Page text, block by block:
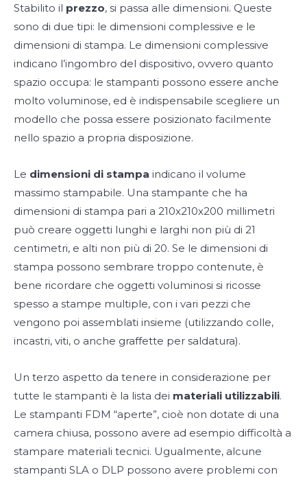
Stabilito il prezzo, si passa alle dimensioni. Queste
sono di due tipi: le dimensioni complessive e le
dimensioni di stampa. Le dimensioni complessive
indicano l’ingombro del dispositivo, ovvero quanto
spazio occupa: le stampanti possono essere anche
molto voluminose, ed è indispensabile scegliere un
modello che possa essere posizionato facilmente
nello spazio a propria disposizione.
Le dimensioni di stampa indicano il volume
massimo stampabile. Una stampante che ha
dimensioni di stampa pari a 210x210x200 millimetri
può creare oggetti lunghi e larghi non più di 21
centimetri, e alti non più di 20. Se le dimensioni di
stampa possono sembrare troppo contenute, è
bene ricordare che oggetti voluminosi si ricosse
spesso a stampe multiple, con i vari pezzi che
vengono poi assemblati insieme (utilizzando colle,
incastri, viti, o anche graffette per saldatura).
Un terzo aspetto da tenere in considerazione per
tutte le stampanti è la lista dei materiali utilizzabili.
Le stampanti FDM “aperte”, cioè non dotate di una
camera chiusa, possono avere ad esempio difficoltà a
stampare materiali tecnici. Ugualmente, alcune
stampanti SLA o DLP possono avere problemi con